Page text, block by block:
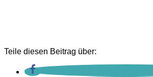
Teile diesen Beitrag über: